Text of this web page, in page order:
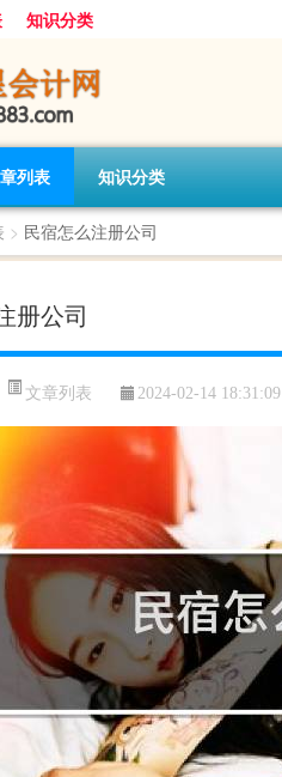
知识分类
列表 知识分类
> 民宿怎么注册公司
册公司
文章列表 2024-02-14 18:31:09